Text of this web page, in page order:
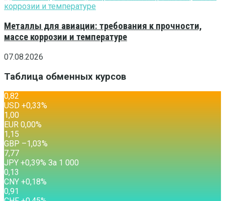
Металлы для авиации: требования к прочности,
массе коррозии и температуре
07.08.2026
Таблица обменных курсов
0,82
USD +0,33%
1,00
EUR 0,00%
1,15
GBP –1,03%
7,77
JPY +0,39% За 1 000
0,13
CNY +0,18%
0,91